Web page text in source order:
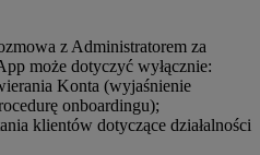
z Administratorem za
może dotyczyć wyłącznie:
Konta (wyjaśnienie
onboardingu);
klientów dotyczące działalności